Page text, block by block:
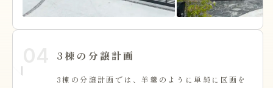
3棟の分譲計画
3棟の分譲計画では、羊羹のように単純に区画を